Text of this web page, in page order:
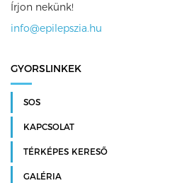
Írjon nekünk!
info@epilepszia.hu
GYORSLINKEK
SOS
KAPCSOLAT
TÉRKÉPES KERESŐ
GALÉRIA